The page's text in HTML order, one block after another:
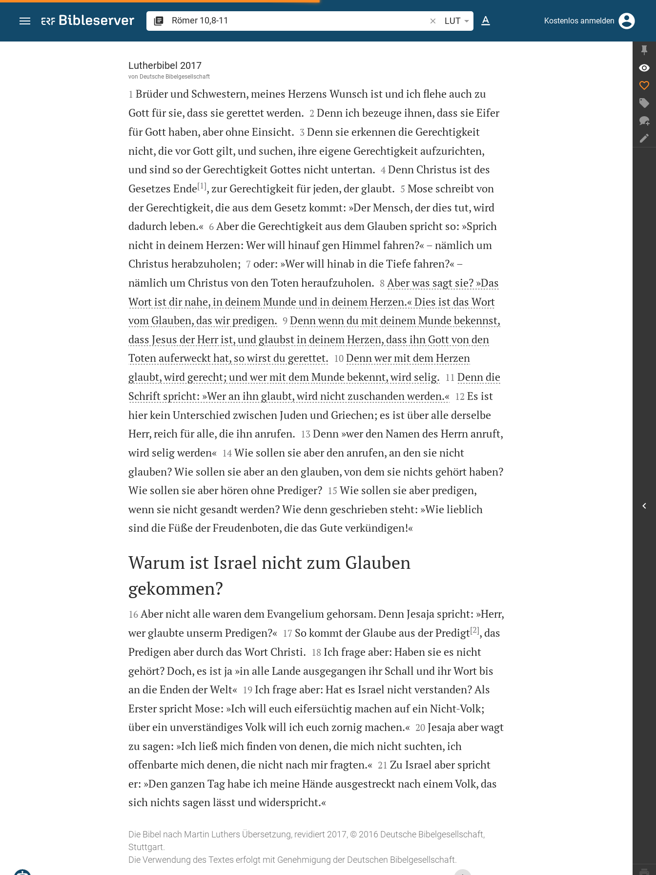
Zum Inhalt springen
Bibelstelle oder Begriff suchen
LUT Kostenlos anmelden
Römer 10
Lutherbibel 2017
von Deutsche Bibelgesellschaft

1 Brüder und Schwestern, meines Herzens Wunsch ist und ich flehe auch zu
Gott für sie, dass sie gerettet werden.
2 Denn ich bezeuge ihnen, dass sie Eifer
für Gott haben, aber ohne Einsicht.
3 Denn sie erkennen die Gerechtigkeit
nicht, die vor Gott gilt, und suchen, ihre eigene Gerechtigkeit aufzurichten,
und sind so der Gerechtigkeit Gottes nicht untertan.
4 Denn Christus ist des
Gesetzes Ende[1], zur Gerechtigkeit für jeden, der glaubt.
5 Mose schreibt von
der Gerechtigkeit, die aus dem Gesetz kommt: »Der Mensch, der dies tut, wird
dadurch leben.«
6 Aber die Gerechtigkeit aus dem Glauben spricht so: »Sprich
nicht in deinem Herzen: Wer will hinauf gen Himmel fahren?« – nämlich um
Christus herabzuholen;
7 oder: »Wer will hinab in die Tiefe fahren?« –
nämlich um Christus von den Toten heraufzuholen.
8 Aber was sagt sie? »Das
Wort ist dir nahe, in deinem Munde und in deinem Herzen.« Dies ist das Wort
vom Glauben, das wir predigen.
9 Denn wenn du mit deinem Munde bekennst,
dass Jesus der Herr ist, und glaubst in deinem Herzen, dass ihn Gott von den
Toten auferweckt hat, so wirst du gerettet.
10 Denn wer mit dem Herzen
glaubt, wird gerecht; und wer mit dem Munde bekennt, wird selig.
11 Denn die
Schrift spricht: »Wer an ihn glaubt, wird nicht zuschanden werden.«
12 Es ist
hier kein Unterschied zwischen Juden und Griechen; es ist über alle derselbe
Herr, reich für alle, die ihn anrufen.
13 Denn »wer den Namen des Herrn anruft,
wird selig werden«
14 Wie sollen sie aber den anrufen, an den sie nicht
glauben? Wie sollen sie aber an den glauben, von dem sie nichts gehört haben?
Wie sollen sie aber hören ohne Prediger?
15 Wie sollen sie aber predigen,
wenn sie nicht gesandt werden? Wie denn geschrieben steht: »Wie lieblich
sind die Füße der Freudenboten, die das Gute verkündigen!«

Warum ist Israel nicht zum Glauben
gekommen?

16 Aber nicht alle waren dem Evangelium gehorsam. Denn Jesaja spricht: »Herr,
wer glaubte unserm Predigen?«
17 So kommt der Glaube aus der Predigt[2], das
Predigen aber durch das Wort Christi.
18 Ich frage aber: Haben sie es nicht
gehört? Doch, es ist ja »in alle Lande ausgegangen ihr Schall und ihr Wort bis
an die Enden der Welt«
19 Ich frage aber: Hat es Israel nicht verstanden? Als
Erster spricht Mose: »Ich will euch eifersüchtig machen auf ein Nicht-Volk;
über ein unverständiges Volk will ich euch zornig machen.«
20 Jesaja aber wagt
zu sagen: »Ich ließ mich finden von denen, die mich nicht suchten, ich
offenbarte mich denen, die nicht nach mir fragten.«
21 Zu Israel aber spricht
er: »Den ganzen Tag habe ich meine Hände ausgestreckt nach einem Volk, das
sich nichts sagen lässt und widerspricht.«
Die Bibel nach Martin Luthers Übersetzung, revidiert 2017, © 2016 Deutsche Bibelgesellschaft,
Stuttgart.
Die Verwendung des Textes erfolgt mit Genehmigung der Deutschen Bibelgesellschaft.